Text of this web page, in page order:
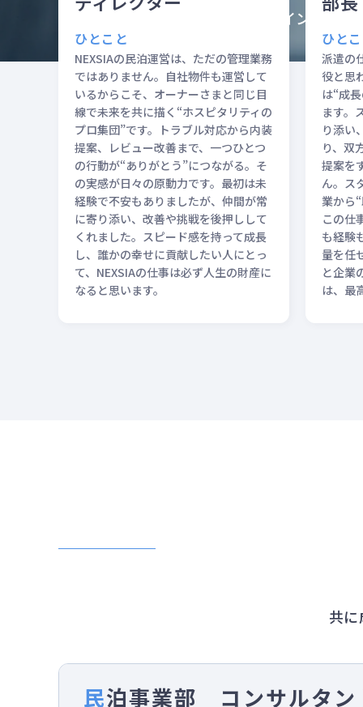
インタビ
あな
ひとこと
NEXSIAの民泊運営は、ただの管理業務
ではありません。自社物件も運営して
いるからこそ、オーナーさまと同じ目
線で未来を共に描く“ホスピタリティの
プロ集団”です。トラブル対応から内装
提案、レビュー改善まで、一つひとつ
の行動が“ありがとう”につながる。そ
の実感が日々の原動力です。最初は未
経験で不安もありましたが、仲間が常
に寄り添い、改善や挑戦を後押しして
くれました。スピード感を持って成長
し、誰かの幸せに貢献したい人にとっ
て、NEXSIAの仕事は必ず人生の財産に
なると思います。
ひと
派遣の
役と思
は“成
ます。
り添い
り、双
提案を
ん。ス
業から
この仕
も経験
量を任
と企業
は、最
共
民泊事業部 コンサルタン